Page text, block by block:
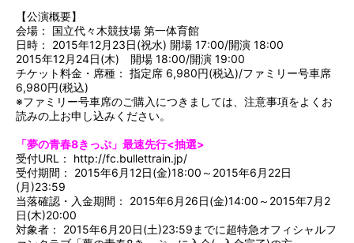
【公演概要】
会場： 国立代々木競技場 第一体育館
日時： 2015年12月23日(祝水) 開場 17:00/開演 18:00
2015年12月24日(木) 開場 18:00/開演 19:00
チケット料金・席種： 指定席 6,980円(税込)/ファミリー号車席
6,980円(税込)
※ファミリー号車席のご購入につきましては、注意事項をよくお
読みの上お申し込みください。
「夢の青春8きっぷ」最速先行<抽選>
受付URL： http://fc.bullettrain.jp/
受付期間： 2015年6月12日(金)18:00～2015年6月22日
(月)23:59
当落確認・入金期間： 2015年6月26日(金)14:00～2015年7月2
日(木)20:00
対象者： 2015年6月20日(土)23:59までに超特急オフィシャルフ